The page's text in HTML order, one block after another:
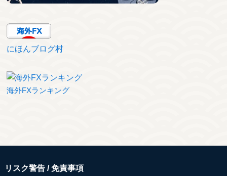
にほんブログ村
海外FXランキング
リスク警告 / 免責事項